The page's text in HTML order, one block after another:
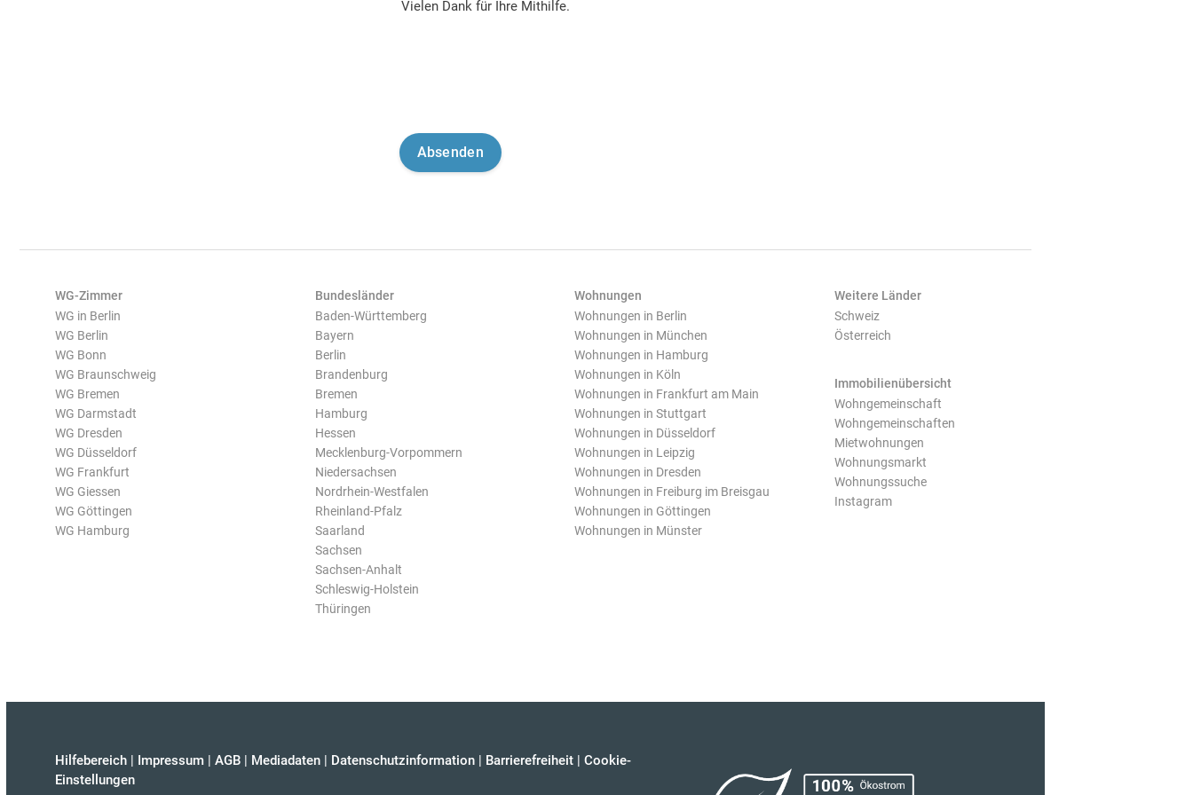
Vielen Dank für Ihre Mithilfe.
WG-Zimmer
WG in Berlin
WG Berlin
WG Bonn
WG Braunschweig
WG Bremen
WG Darmstadt
WG Dresden
WG Düsseldorf
WG Frankfurt
WG Giessen
WG Göttingen
WG Hamburg
Bundesländer
Baden-Württemberg
Bayern
Berlin
Brandenburg
Bremen
Hamburg
Hessen
Mecklenburg-Vorpommern
Niedersachsen
Nordrhein-Westfalen
Rheinland-Pfalz
Saarland
Sachsen
Sachsen-Anhalt
Schleswig-Holstein
Thüringen
Wohnungen
Wohnungen in Berlin
Wohnungen in München
Wohnungen in Hamburg
Wohnungen in Köln
Wohnungen in Frankfurt am Main
Wohnungen in Stuttgart
Wohnungen in Düsseldorf
Wohnungen in Leipzig
Wohnungen in Dresden
Wohnungen in Freiburg im Breisgau
Wohnungen in Göttingen
Wohnungen in Münster
Weitere Länder
Schweiz
Österreich
Immobilienübersicht
Wohngemeinschaft
Wohngemeinschaften
Mietwohnungen
Wohnungsmarkt
Wohnungssuche
Instagram
Hilfebereich | Impressum | AGB | Mediadaten | Datenschutzinformation | Barrierefreiheit | Cookie-
Einstellungen